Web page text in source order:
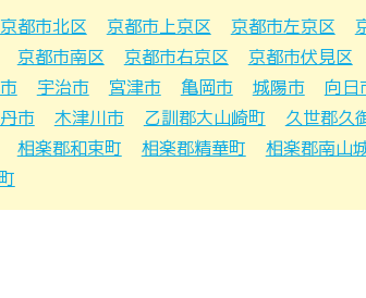
京都市北区 京都市上京区 京都市左京区
京都市南区 京都市右京区 京都市伏見区
宇治市 宮津市 亀岡市 城陽市 向日
市 木津川市 乙訓郡大山崎町 久世郡久
相楽郡和束町 相楽郡精華町 相楽郡南山